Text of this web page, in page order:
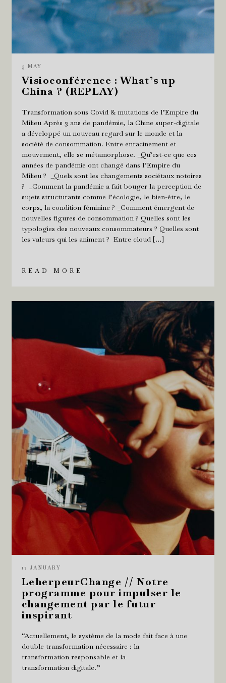
5 MAY
Visioconférence : What’s up
China ? (REPLAY)
Transformation sous Covid & mutations de l’Empire du
Milieu Après 3 ans de pandémie, la Chine super-digitale
a développé un nouveau regard sur le monde et la
société de consommation. Entre enracinement et
mouvement, elle se métamorphose. _Qu’est-ce que ces
années de pandémie ont changé dans l’Empire du
Milieu ? _Quels sont les changements sociétaux notoires
? _Comment la pandémie a fait bouger la perception de
sujets structurants comme l’écologie, le bien-être, le
corps, la condition féminine ? _Comment émergent de
nouvelles figures de consommation ? Quelles sont les
typologies des nouveaux consommateurs ? Quelles sont
les valeurs qui les animent ? Entre cloud […]
READ MORE
12 JANUARY
LeherpeurChange // Notre
programme pour impulser le
changement par le futur
inspirant
“Actuellement, le système de la mode fait face à une
double transformation nécessaire : la
transformation responsable et la
transformation digitale.”